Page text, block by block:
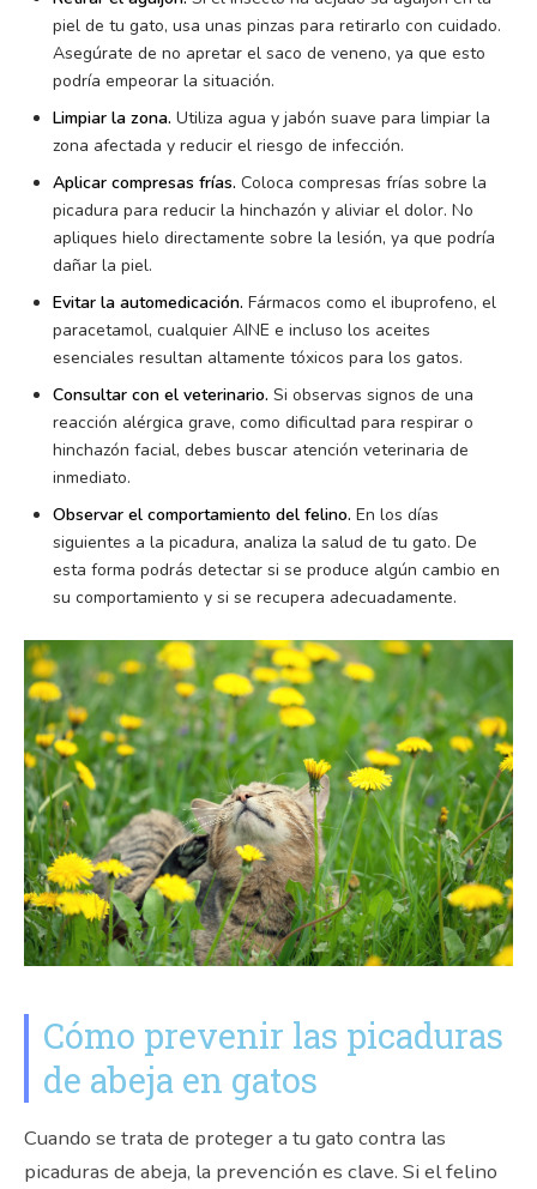
piel de tu gato, usa unas pinzas para retirarlo con cuidado.
Asegúrate de no apretar el saco de veneno, ya que esto
podría empeorar la situación.
Limpiar la zona. Utiliza agua y jabón suave para limpiar la
zona afectada y reducir el riesgo de infección.
Aplicar compresas frías. Coloca compresas frías sobre la
picadura para reducir la hinchazón y aliviar el dolor. No
apliques hielo directamente sobre la lesión, ya que podría
dañar la piel.
Evitar la automedicación. Fármacos como el ibuprofeno, el
paracetamol, cualquier AINE e incluso los aceites
esenciales resultan altamente tóxicos para los gatos.
Consultar con el veterinario. Si observas signos de una
reacción alérgica grave, como dificultad para respirar o
hinchazón facial, debes buscar atención veterinaria de
inmediato.
Observar el comportamiento del felino. En los días
siguientes a la picadura, analiza la salud de tu gato. De
esta forma podrás detectar si se produce algún cambio en
su comportamiento y si se recupera adecuadamente.
Cómo prevenir las picaduras
de abeja en gatos
Cuando se trata de proteger a tu gato contra las
picaduras de abeja, la prevención es clave. Si el felino